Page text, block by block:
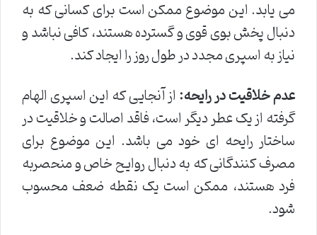
می یابد. این موضوع ممکن است برای کسانی که به
دنبال پخش بوی قوی و گسترده هستند، کافی نباشد و
نیاز به اسپری مجدد در طول روز را ایجاد کند.
عدم خلاقیت در رایحه:از آنجایی که این اسپری الهام
گرفته از یک عطر دیگر است، فاقد اصالت و خلاقیت در
ساختار رایحه ای خود می باشد. این موضوع برای
مصرف کنندگانی که به دنبال روایح خاص و منحصربه
فرد هستند، ممکن است یک نقطه ضعف محسوب
شود.